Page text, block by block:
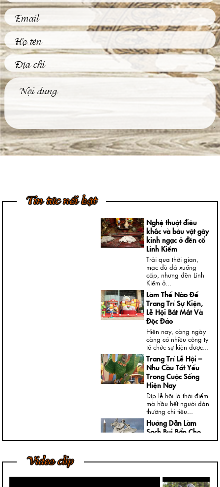
Tin tức nổi bật
Phù Điêu Và Những
Thực Trong Đời
Sống Thường Ngày
phù điêu hiện nay
Tìm Hiểu Về Kỹ
ngưỡng những bức
tượng đồng...
4 Bước Quan Trọng
Trong Quy Trình
tượng khá thông dụng
Nghệ thuật điêu
khắc và báu vật gây
kinh ngạc ở đền cổ
Linh Kiếm
Trải qua thời gian,
mặc dù đã xuống
cấp, nhưng đền Linh
Kiếm ở...
Làm Thế Nào Để
Trang Trí Sự Kiện,
Lễ Hội Bắt Mắt Và
Độc Đáo
Hiện nay, càng ngày
càng có nhiều công ty
tổ chức sự kiện được...
Trang Trí Lễ Hội –
Nhu Cầu Tất Yếu
Trong Cuộc Sống
Hiện Nay
Dịp lễ hội là thời điểm
mà hầu hết người dân
thường chi tiêu...
Hướng Dẫn Làm
Sạch Bụi Bẩn Cho
Tượng Thạch Cao
các...
Video clip